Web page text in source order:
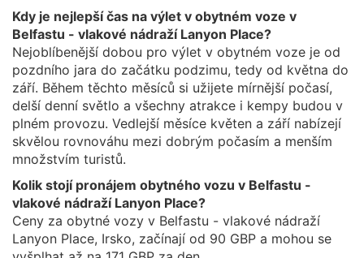
Kdy je nejlepší čas na výlet v obytném voze v
Belfastu - vlakové nádraží Lanyon Place?
Nejoblíbenější dobou pro výlet v obytném voze je od
pozdního jara do začátku podzimu, tedy od května do
září. Během těchto měsíců si užijete mírnější počasí,
delší denní světlo a všechny atrakce i kempy budou v
plném provozu. Vedlejší měsíce květen a září nabízejí
skvělou rovnováhu mezi dobrým počasím a menším
množstvím turistů.
Kolik stojí pronájem obytného vozu v Belfastu -
vlakové nádraží Lanyon Place?
Ceny za obytné vozy v Belfastu - vlakové nádraží
Lanyon Place, Irsko, začínají od 90 GBP a mohou se